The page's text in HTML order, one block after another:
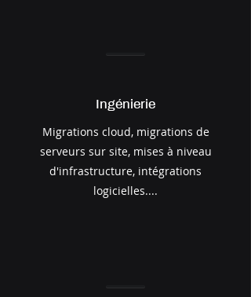
Ingénierie
Migrations cloud, migrations de
serveurs sur site, mises à niveau
d'infrastructure, intégrations
logicielles....